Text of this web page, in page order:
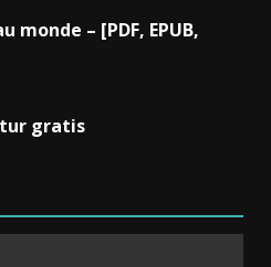
monde – [PDF, EPUB,
gratis